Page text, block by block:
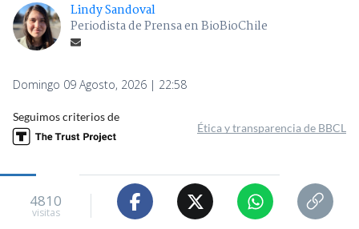
Lindy Sandoval
Periodista de Prensa en BioBioChile
Domingo 09 Agosto, 2026 | 22:58
Seguimos criterios de
Ética y transparencia de BBCL
4810
visitas